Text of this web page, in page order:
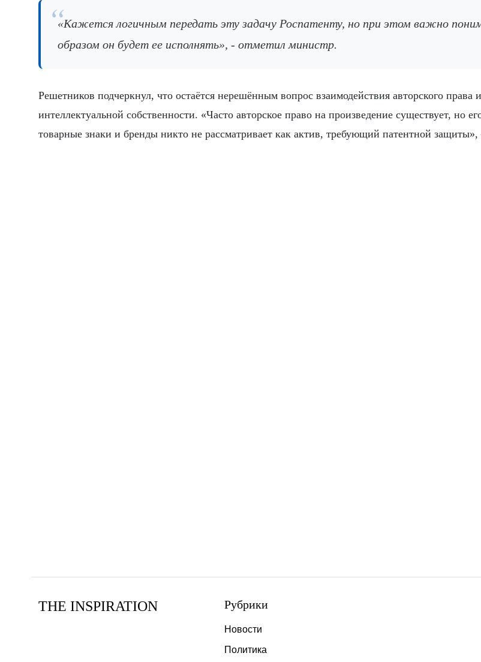
«Кажется логичным передать эту задачу Роспатенту, но при этом важно понимать, каким
образом он будет ее исполнять», - отметил министр.
Решетников подчеркнул, что остаётся нерешённым вопрос взаимодействия авторского права
интеллектуальной собственности. «Часто авторское право на произведение существует, но
товарные знаки и бренды никто не рассматривает как актив, требующий патентной
THE INSPIRATION Рубрики
Новости
Политика